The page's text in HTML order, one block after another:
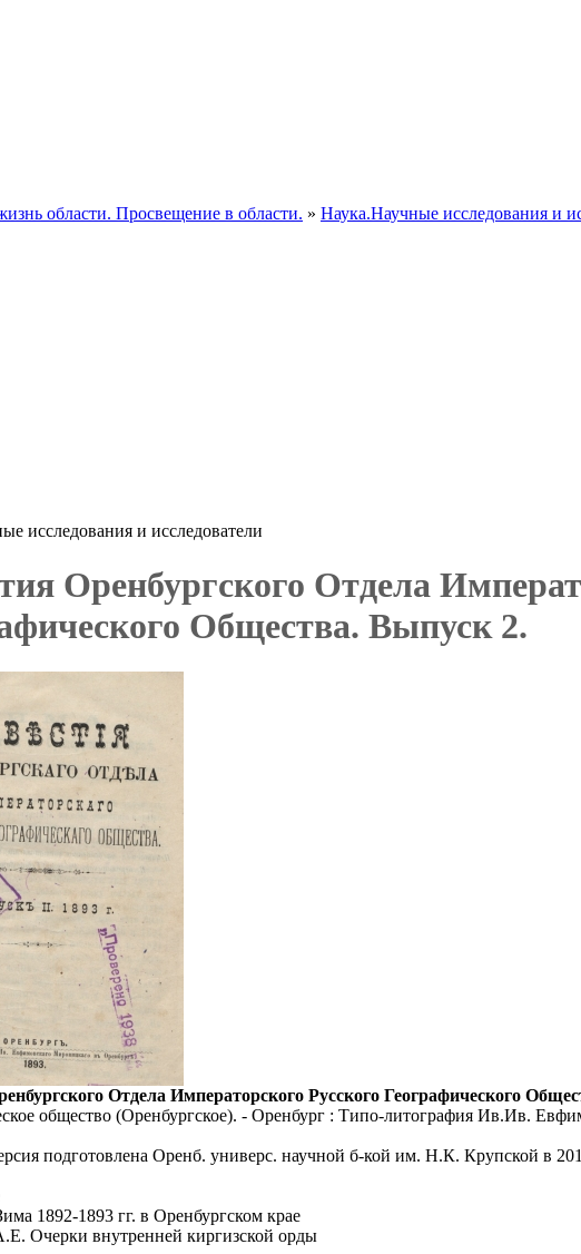
области. Просвещение в области. » Наука.Научные исследования и
исследования и исследователи
Оренбургского Отдела
Общества. Выпуск 2.
Отдела Императорского Русского Географического
общество (Оренбургское). - Оренбург : Типо-литография Ив.Ив.
подготовлена Оренб. универс. научной б-кой им. Н.К. Крупской в
1892-1893 гг. в Оренбургском крае
Очерки внутренней киргизской орды